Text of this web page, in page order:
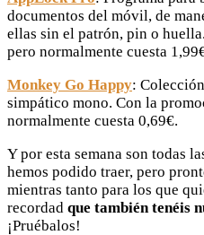
documentos del móvil, de
ellas sin el patrón, pin o
pero normalmente cuesta
Monkey Go Happy:
simpático mono. Con la
normalmente cuesta 0,69€.
Y por esta semana son todas
hemos podido traer, pero
mientras tanto para los que
recordad que también tenéis
¡Pruébalos!